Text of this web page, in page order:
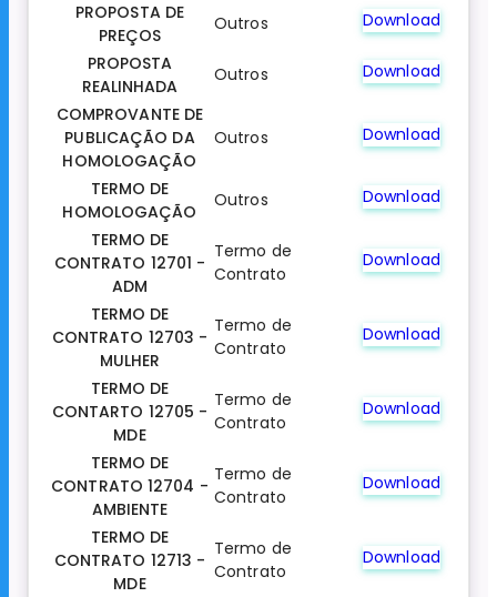
PROPOSTA DE
PREÇOS
Outros
Download
PROPOSTA
REALINHADA
Outros
Download
COMPROVANTE DE
PUBLICAÇÃO DA
HOMOLOGAÇÃO
Outros Download
TERMO DE
HOMOLOGAÇÃO
Outros
Download
TERMO DE
CONTRATO 12701 -
ADM
Termo de
Contrato
Download
TERMO DE
CONTRATO 12703 -
MULHER
Termo de
Contrato
Download
TERMO DE
CONTARTO 12705 -
MDE
Termo de
Contrato
Download
TERMO DE
CONTRATO 12704 -
AMBIENTE
Termo de
Contrato
Download
TERMO DE
CONTRATO 12713 -
MDE
Termo de
Contrato
Download